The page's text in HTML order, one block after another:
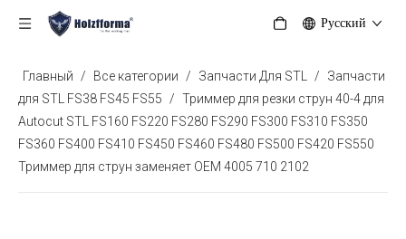
Pусский
Главный / Все категории / Запчасти Для STL /
Запчасти
для STL FS38 FS45 FS55
/ Триммер для резки струн 40-4 для
Autocut STL FS160 FS220 FS280 FS290 FS300 FS310 FS350
FS360 FS400 FS410 FS450 FS460 FS480 FS500 FS420 FS550
Триммер для струн заменяет OEM 4005 710 2102